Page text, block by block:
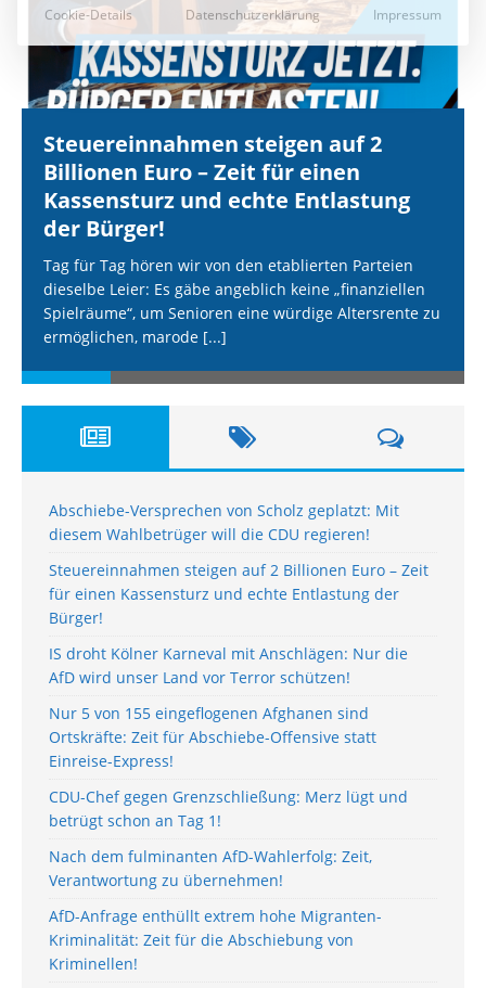
Steuereinnahmen steigen auf 2
Billionen Euro – Zeit für einen
Kassensturz und echte Entlastung
der Bürger!
Tag für Tag hören wir von den etablierten Parteien
dieselbe Leier: Es gäbe angeblich keine „finanziellen
Spielräume“, um Senioren eine würdige Altersrente zu
ermöglichen, marode [...]
Abschiebe-Versprechen von Scholz geplatzt: Mit
diesem Wahlbetrüger will die CDU regieren!
Steuereinnahmen steigen auf 2 Billionen Euro – Zeit
für einen Kassensturz und echte Entlastung der
Bürger!
IS droht Kölner Karneval mit Anschlägen: Nur die
AfD wird unser Land vor Terror schützen!
Nur 5 von 155 eingeflogenen Afghanen sind
Ortskräfte: Zeit für Abschiebe-Offensive statt
Einreise-Express!
CDU-Chef gegen Grenzschließung: Merz lügt und
betrügt schon an Tag 1!
Nach dem fulminanten AfD-Wahlerfolg: Zeit,
Verantwortung zu übernehmen!
AfD-Anfrage enthüllt extrem hohe Migranten-
Kriminalität: Zeit für die Abschiebung von
Kriminellen!